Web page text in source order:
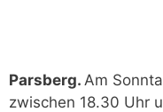
Parsberg. Am
zwischen 18.30 Uhr